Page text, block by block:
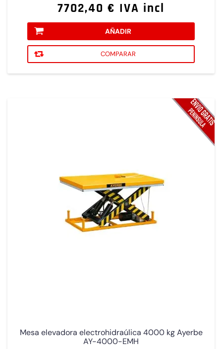
7702,40 € IVA incl
AÑADIR
COMPARAR
Mesa elevadora electrohidraúlica 4000 kg Ayerbe
AY-4000-EMH